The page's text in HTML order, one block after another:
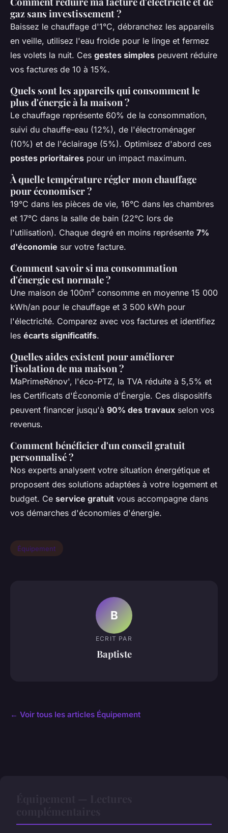
gaz sans investissement ?
Baissez le chauffage d'1°C, débranchez les appareils
en veille, utilisez l'eau froide pour le linge et fermez
les volets la nuit. Ces gestes simples peuvent réduire
vos factures de 10 à 15%.
Quels sont les appareils qui consomment le
plus d'énergie à la maison ?
Le chauffage représente 60% de la consommation,
suivi du chauffe-eau (12%), de l'électroménager
(10%) et de l'éclairage (5%). Optimisez d'abord ces
postes prioritaires pour un impact maximum.
À quelle température régler mon chauffage
pour économiser ?
19°C dans les pièces de vie, 16°C dans les chambres
et 17°C dans la salle de bain (22°C lors de
l'utilisation). Chaque degré en moins représente 7%
d'économie sur votre facture.
Comment savoir si ma consommation
d'énergie est normale ?
Une maison de 100m² consomme en moyenne 15 000
kWh/an pour le chauffage et 3 500 kWh pour
l'électricité. Comparez avec vos factures et identifiez
les écarts significatifs.
Quelles aides existent pour améliorer
l'isolation de ma maison ?
MaPrimeRénov', l'éco-PTZ, la TVA réduite à 5,5% et
les Certificats d'Économie d'Énergie. Ces dispositifs
peuvent financer jusqu'à 90% des travaux selon vos
revenus.
Comment bénéficier d'un conseil gratuit
personnalisé ?
Nos experts analysent votre situation énergétique et
proposent des solutions adaptées à votre logement et
budget. Ce service gratuit vous accompagne dans
vos démarches d'économies d'énergie.
Équipement
B
ECRIT PAR
Baptiste
← Voir tous les articles Équipement